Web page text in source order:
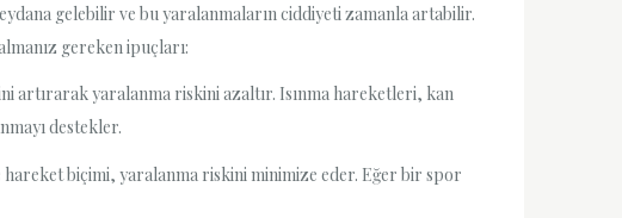
gelebilir ve bu yaralanmaların ciddiyeti zamanla artabilir.
gereken ipuçları:
artırarak yaralanma riskini azaltır. Isınma hareketleri, kan
destekler.
biçimi, yaralanma riskini minimize eder. Eğer bir spor